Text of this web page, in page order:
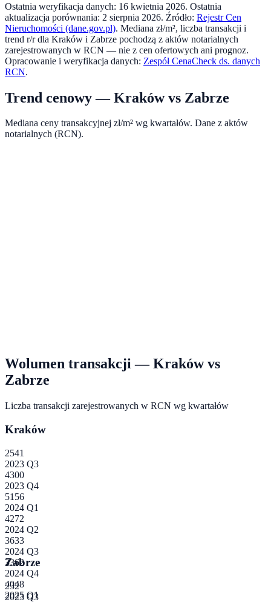
Ostatnia weryfikacja danych: 16 kwietnia 2026. Ostatnia
aktualizacja porównania: 2 sierpnia 2026. Źródło: Rejestr Cen
Nieruchomości (dane.gov.pl). Mediana zł/m², liczba transakcji i
trend r/r dla Kraków i Zabrze pochodzą z aktów notarialnych
zarejestrowanych w RCN — nie z cen ofertowych ani prognoz.
Opracowanie i weryfikacja danych: Zespół CenaCheck ds. danych
RCN.
Trend cenowy —Krakówvs Zabrze
Mediana ceny transakcyjnej zł/m² wg kwartałów. Dane z aktów
notarialnych (RCN).
Wolumen transakcji —Krakówvs
Zabrze
Liczba transakcji zarejestrowanych w RCN wg kwartałów
Kraków
2541
2023 Q3
4300
2023 Q4
5156
2024 Q1
4272
2024 Q2
3633
2024 Q3
3362
2024 Q4
4048
2025 Q1
Zabrze
232
2023 Q3